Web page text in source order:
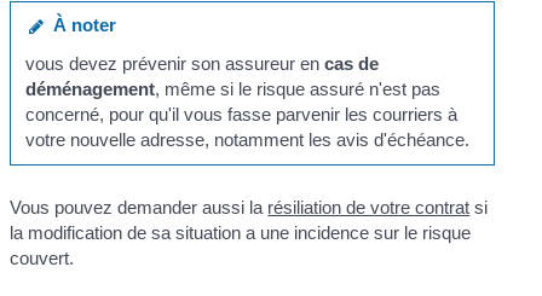
À noter
vous devez prévenir son assureur en cas de
déménagement, même si le risque assuré n'est pas
concerné, pour qu'il vous fasse parvenir les courriers à
votre nouvelle adresse, notamment les avis d'échéance.
Vous pouvez demander aussi la résiliation de votre contrat si
la modification de sa situation a une incidence sur le risque
couvert.